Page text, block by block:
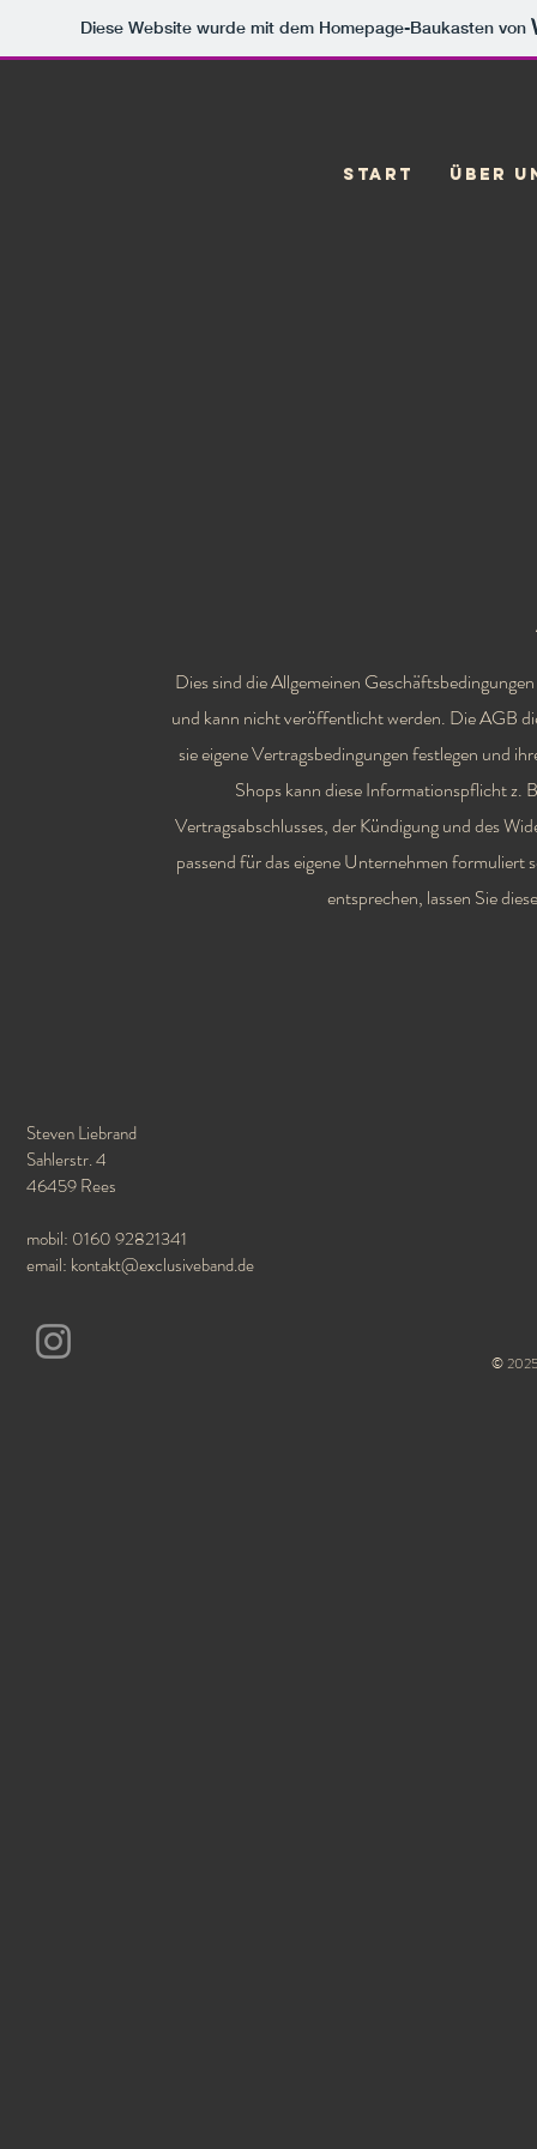
Diese Website wurde mit dem Homepage-Baukasten von
Start Über
Dies sind die Allgemeinen
und kann nicht veröffentlicht werden. Die AGB
sie eigene Vertragsbedingungen festlegen und
Shops kann diese Informationspflicht z.
Vertragsabschlusses, der Kündigung und des
passend für das eigene Unternehmen formuliert
entsprechen, lassen Sie
Steven Liebrand
Sahlerstr. 4
46459 Rees
mobil: 0160 92821341
email: kontakt@exclusiveband.de
© 2025